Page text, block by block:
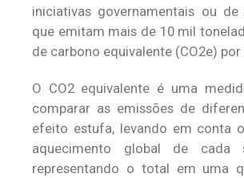
iniciativas governamentais ou de
que emitam mais de 10 mil
de carbono equivalente (CO2e) por
O CO2 equivalente é uma
comparar as emissões de
efeito estufa, levando em conta
aquecimento global de cada
representando o total em uma